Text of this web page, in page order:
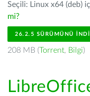
Seçili: Linux x64 (deb)
mi?
26.2.5 SÜRÜMÜNÜ
208 MB (Torrent, Bilgi)